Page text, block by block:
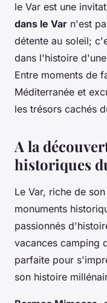
le Var est une
dans le Var n'est
détente au soleil;
dans l'histoire
Entre moments de
Méditerranée et
les trésors cachés
A la
historiques
Le Var, riche de
monuments
passionnés
vacances camping
parfaite pour
son histoire